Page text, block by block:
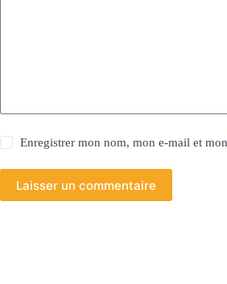
Enregistrer mon nom, mon e-mail et
Laisser un commentaire